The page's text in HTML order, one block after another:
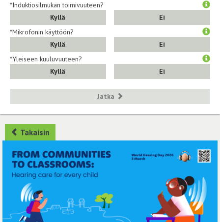
*Induktiosilmukan toimivuuteen?
Kyllä
Ei
*Mikrofonin käyttöön?
Kyllä
Ei
*Yleiseen kuuluvuuteen?
Kyllä
Ei
Jatka
Takaisin